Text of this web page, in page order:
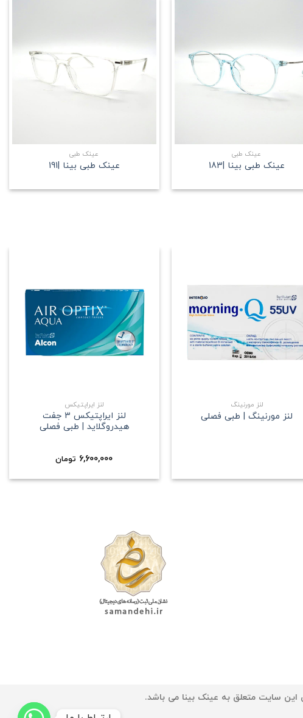
مندی
عینک طبی
عینک طبی بینا |183
مندی
عینک طبی
عینک طبی بینا |191
علاقه
مندی
لنز مورنینگ
لنز مورنینگ | طبی فصلی
علاقه
لنز ایراپتیکس
لنز ایراپتیکس 3 جفت
هیدروگلاید | طبی فصلی
6,600,000 تومان
این سایت متعلق به عینک بینا می باشد.